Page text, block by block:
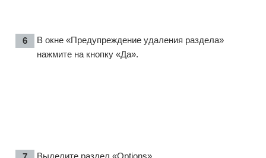
В окне «Предупреждение удаления раздела»
нажмите на кнопку «Да».
Выделите раздел «Options».